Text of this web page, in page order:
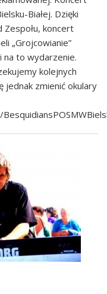
Białej. Dzięki
koncert
„Grojcowianie”
na to wydarzenie.
kolejnych
zmienić okulary